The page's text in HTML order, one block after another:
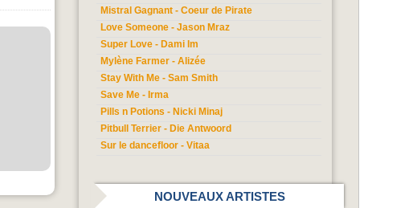
Mistral Gagnant - Coeur de Pirate
Love Someone - Jason Mraz
Super Love - Dami Im
Mylène Farmer - Alizée
Stay With Me - Sam Smith
Save Me - Irma
Pills n Potions - Nicki Minaj
Pitbull Terrier - Die Antwoord
Sur le dancefloor - Vitaa
NOUVEAUX ARTISTES